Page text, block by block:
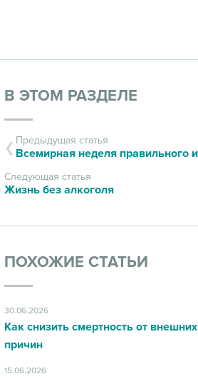
В ЭТОМ РАЗДЕЛЕ
Предыдущая статья
Следующая статья
Жизнь без алкоголя
ПОХОЖИЕ СТАТЬИ
30.06.2026
Как снизить смертность от внешних
причин
15.06.2026